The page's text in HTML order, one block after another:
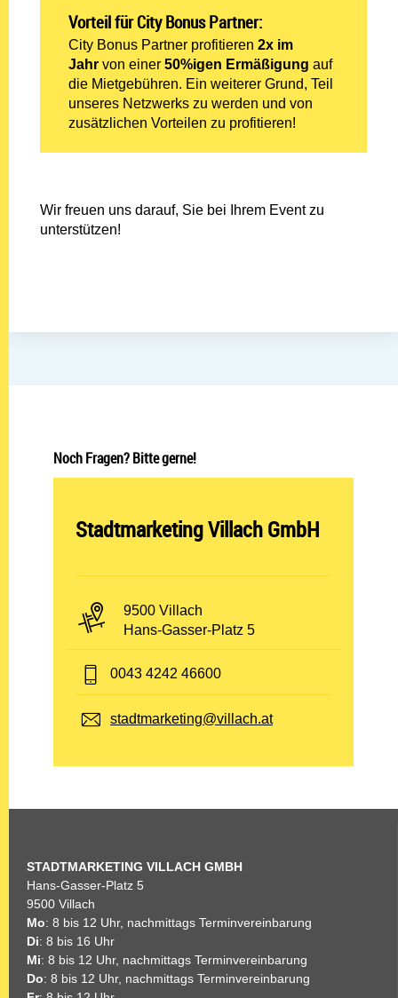
Vorteil für City Bonus Partner:
City Bonus Partner profitieren 2x im
Jahr von einer 50%igen Ermäßigung auf
die Mietgebühren. Ein weiterer Grund, Teil
unseres Netzwerks zu werden und von
zusätzlichen Vorteilen zu profitieren!
Wir freuen uns darauf, Sie bei Ihrem Event zu
unterstützen!
Noch Fragen? Bitte gerne!
Abteilung öffnen:
Stadtmarketing Villach GmbH
PLZ und Ort:
9500 Villach
Adresse:
Hans-Gasser-Platz 5
Telefon:
0043 4242 46600
E-Mail:
stadtmarketing@villach.at
STADTMARKETING VILLACH GMBH
Hans-Gasser-Platz 5
9500 Villach
Mo: 8 bis 12 Uhr, nachmittags Terminvereinbarung
Di: 8 bis 16 Uhr
Mi: 8 bis 12 Uhr, nachmittags Terminvereinbarung
Do: 8 bis 12 Uhr, nachmittags Terminvereinbarung